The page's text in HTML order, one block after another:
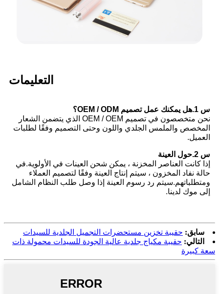
التعليمات
س 1.هل يمكنك عمل تصميم OEM / ODM؟
نحن متخصصون في تصميم OEM / OEM الذي يتضمن الشعار
المخصص والملمس الجلدي واللون وحتى التصميم وفقًا لطلبات
العميل.
س 2.حول العينة
إذا كانت العناصر المخزنة ، يمكن شحن العينات في الأولوية.في
حالة نفاد المخزون ، سيتم إنتاج العينة وفقًا لتصميم العملاء
ومتطلباتهم.سيتم رد رسوم العينة إذا وصل طلب النظام الشامل
إلى موك لدينا.
سابق: حقيبة تخزين مستحضرات التجميل الجلدية للسيدات
التالي: حقيبة مكياج جلدية عالية الجودة للسيدات محمولة ذات
سعة كبيرة